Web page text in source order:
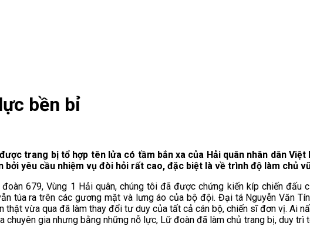
bền bỉ
trang bị tổ hợp tên lửa có tầm bắn xa của Hải quân nhân dân
bởi yêu cầu nhiệm vụ đòi hỏi rất cao, đặc biệt là về trình độ làm chủ
679, Vùng 1 Hải quân, chúng tôi đã được chứng kiến kíp chiến
túa ra trên các gương mặt và lưng áo của bộ đội. Đại tá Nguyễn Văn
thật vừa qua đã làm thay đổi tư duy của tất cả cán bộ, chiến sĩ đơn vị. Ai
chuyên gia nhưng bằng những nỗ lực, Lữ đoàn đã làm chủ trang bị, duy